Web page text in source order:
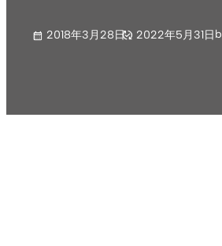
2018年3月28日 2022年5月31日